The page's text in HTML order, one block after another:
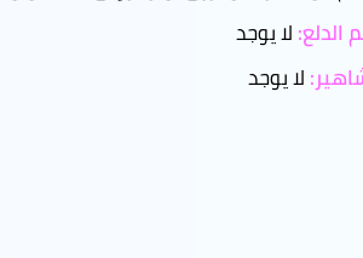
الدلع:لا يوجد
لا يوجد